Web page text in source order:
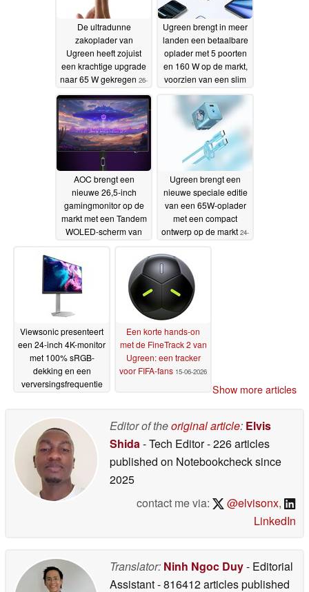
De ultradunne
zakoplader van
Ugreen heeft zojuist
een krachtige upgrade
naar 65 W gekregen 26-
06-2026
Ugreen brengt in meer
landen een betaalbare
oplader met 5 poorten
en 160 W op de markt,
voorzien van een slim
26-06-2026
AOC brengt een
nieuwe 26,5-inch
gamingmonitor op de
markt met een Tandem
WOLED-scherm van
Ugreen brengt een
nieuwe speciale editie
van een 65W-oplader
met een compact
ontwerp op de markt 24-
Viewsonic presenteert
een 24-inch 4K-monitor
met 100% sRGB-
dekking en een
verversingsfrequentie
Een korte hands-on
met de FineTrack 2 van
Ugreen: een tracker
voor FIFA-fans 15-06-2026
Show more articles
Editor of theoriginal article: Elvis
Shida- Tech Editor- 226 articles
published on Notebookchecksince
2025
contact me via:
@elvisonx,
LinkedIn
Translator: Ninh Ngoc Duy- Editorial
Assistant- 816412 articles published